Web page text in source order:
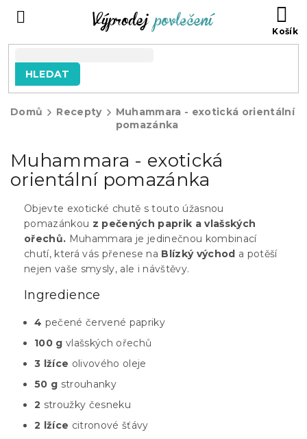
HLEDAT
Domů Recepty
Muhammara - exotická orientální
pomazánka
Muhammara - exotická
orientální pomazánka
Objevte exotické chutě s touto úžasnou
pomazánkou z pečených paprik a vlašských
ořechů. Muhammara je jedinečnou kombinací
chutí, která vás přenese na Blízký východ a potěší
nejen vaše smysly, ale i návštěvy.
Ingredience
4 pečené červené papriky
100 g vlašských ořechů
3 lžíce olivového oleje
50 g strouhanky
2 stroužky česneku
2 lžíce citronové šťávy